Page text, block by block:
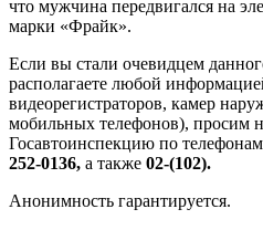
что мужчина передвигался на
марки «Фрайк».
Если вы стали очевидцем
располагаете любой
видеорегистраторов, камер
мобильных телефонов), просим
Госавтоинспекцию по
252-0136, а также 02-(102).
Анонимность гарантируется.